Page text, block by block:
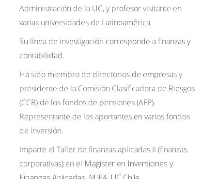
Administración de la UC, y profesor visitante en
varias universidades de Latinoamérica.
Su línea de investigación corresponde a finanzas y
contabilidad.
Ha sido miembro de directorios de empresas y
presidente de la Comisión Clasificadora de Riesgos
(CCR) de los fondos de pensiones (AFP).
Representante de los aportantes en varios fondos
de inversión.
Imparte el Taller de finanzas aplicadas II (finanzas
corporativas) en el Magíster en Inversiones y